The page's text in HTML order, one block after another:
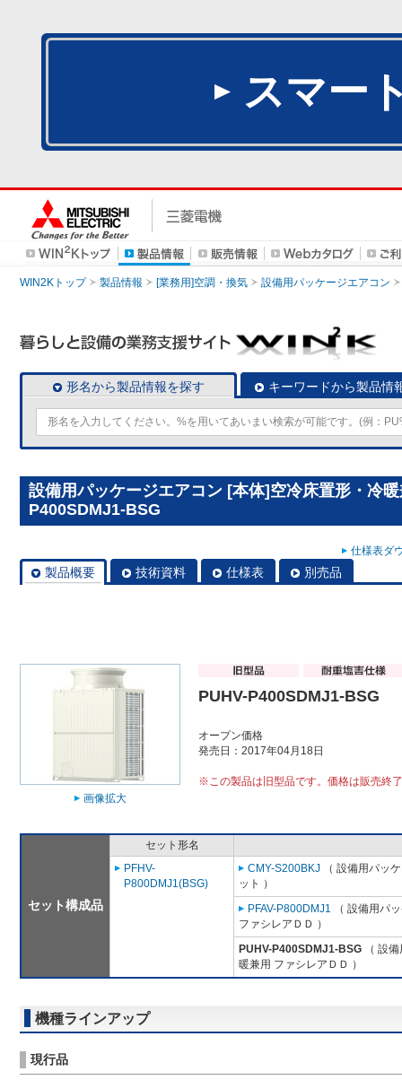
スマー
WIN2Kトップ 製品情報 [業務用]空調・換気 設備用パッケージエアコン
形名から製品情報を探す キーワードから製品情
設備用パッケージエアコン [本体]空冷床置形・冷
P400SDMJ1-BSG
仕様表ダ
製品概要 技術資料 仕様表 別売品
画像拡大
PUHV-P400SDMJ1-BSG
オープン価格
発売日：2017年04月18日
※この製品は旧型品です。価格は販売終
セット構成品
セット形名
PFHV-
P800DMJ1(BSG)
CMY-S200BKJ （ 設備用パッ
ット ）
PFAV-P800DMJ1 （ 設備用パ
ファシレアＤＤ ）
PUHV-P400SDMJ1-BSG （ 設
暖兼用 ファシレアＤＤ ）
機種ラインアップ
現行品